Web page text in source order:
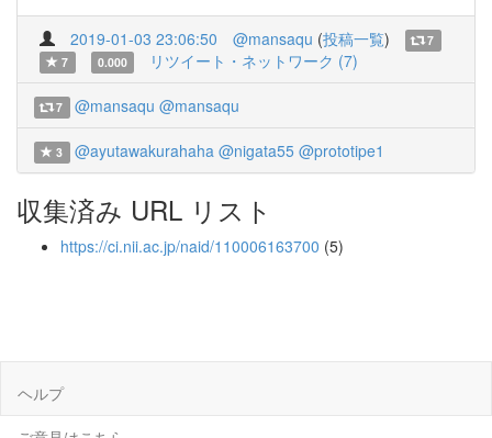
2019-01-03 23:06:50 @mansaqu (投稿一覧)
7
7
0.000 リツイート・ネットワーク (7)
7 @mansaqu @mansaqu
3 @ayutawakurahaha @nigata55 @prototipe1
収集済み URL リスト
https://ci.nii.ac.jp/naid/110006163700 (5)
ヘルプ